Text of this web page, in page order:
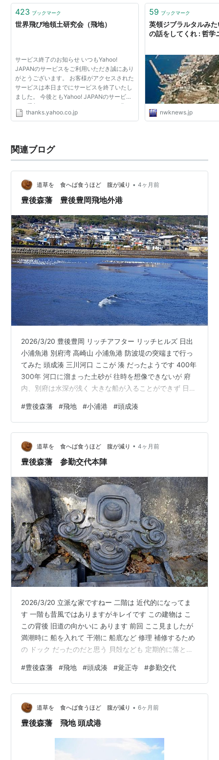
423 ブックマーク
世界飛び地領土研究会（飛地）
サービス終了のお知らせ いつもYahoo!
JAPANのサービスをご利用いただき誠にあり
がとうございます。 お客様がアクセスされた
サービスは本日までにサービスを終了いたし
ました。 今後ともYahoo! JAPANのサービス
をご愛顧くださいますよう、よろしくお願い
いたします。
thanks.yahoo.co.jp
59 ブックマーク
英領ジブラルタルみ
の話をしてくれ : 哲
nwknews.jp
関連ブログ
道草を 食へば食うほど 腹が減り • 4ヶ月前
豊後森藩 豊後豊岡飛地外港
2026/3/20 豊後豊岡 リッチアフター リッチヒルズ 日出
小浦魚港 別府湾 高崎山 小浦魚港 防波堤の突端まで行っ
てみた 頭成湊 三川河口 ここが 湊 だったようです 400年
300年 河口に溜まった土砂が 往時を想像できないが 府
内、別府は水深が浅く 大きな船が入ることができず 日出
口 昭和風に言うと 川尻 海鳥の餌場になっている 山の方
は 鉄塔のある山の向こう側に 大山積神社 その右の方に
魚見桜 なんですが、、、確認できません さらに 右の方
に 島山 事比良神社が祀られています 琴平神社 航海の安
全を祈ったのでしょう 打ち寄…
#豊後森藩 #飛地 #小浦港 #頭成湊
道草を 食へば食うほど 腹が減り • 4ヶ月前
豊後森藩 参勤交代本陣
2026/3/20 立派な家ですねー 二階は 近代的になってま
す 一階も昔風ではありますがキレイです この建物は こ
この背後 旧道の向かいに あります 前回 ここ見ましたが
満潮時に 船を入れて 干潮に 船底など 修理 補修するため
の ドック だったのだと思う 貝殻なども 定期的に落とし
機械で揚げてしまいますね さて ここから 西 （別府側）
に すぐの所の お寺に行きます ここに来る前に 参勤交代
の 玖珠街道の入り口 撮り損なってます ドックからすぐ
の所だったのですが… なぜ ここに来たかと言いますと 参
勤交代の宿泊地だったのです てっき…
#豊後森藩 #飛地 #頭成湊 #覚正寺 #参勤交代
道草を 食へば食うほど 腹が減り • 6ヶ月前
豊後森藩 飛地 頭成港